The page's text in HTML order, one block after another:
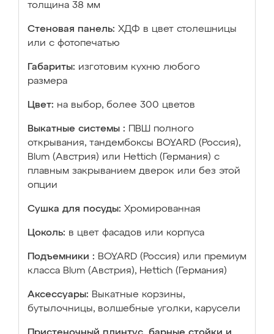
толщина 38 мм
Стеновая панель: ХДФ в цвет столешницы
или с фотопечатью
Габариты: изготовим кухню любого
размера
Цвет: на выбор, более 300 цветов
Выкатные системы :
ПВШ полного
открывания, тандембоксы BOYARD (Россия),
Blum (Австрия) или Hettich (Германия) с
плавным закрыванием дверок или без этой
опции
Сушка для посуды: Хромированная
Цоколь: в цвет фасадов или корпуса
Подъемники : BOYARD (Россия) или премиум
класса Blum (Австрия), Hettich (Германия)
Аксессуары: Выкатные корзины,
бутылочницы, волшебные уголки, карусели